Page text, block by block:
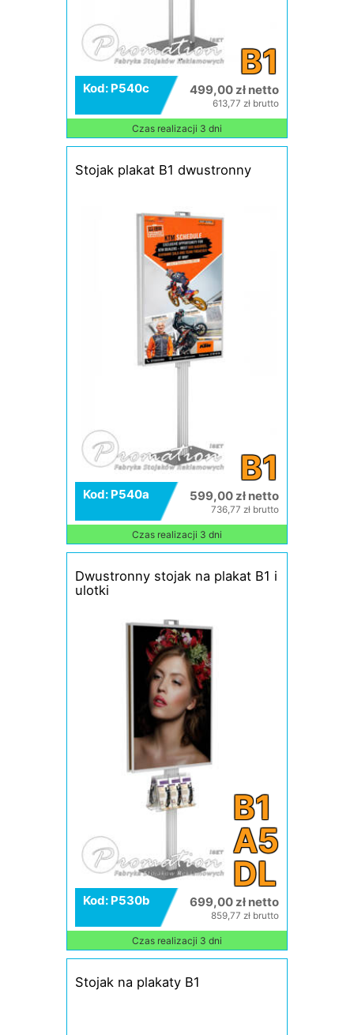
B1
Kod: P540c 499,00 zł netto
613,77 zł brutto
Czas realizacji 3 dni
Stojak plakat B1 dwustronny
B1
Kod: P540a 599,00 zł netto
736,77 zł brutto
Czas realizacji 3 dni
Dwustronny stojak na plakat B1 i
ulotki
B1
A5
DL
Kod: P530b 699,00 zł netto
859,77 zł brutto
Czas realizacji 3 dni
Stojak na plakaty B1